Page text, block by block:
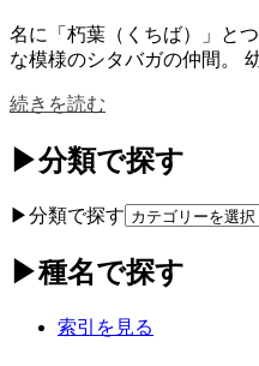
名に「朽葉（くちば）」と
な模様のシタバガの仲間。
続きを読む
▶分類で探す
▶分類で探す
▶種名で探す
索引を見る